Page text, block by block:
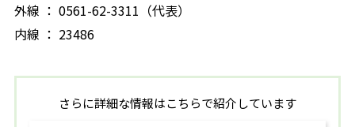
外線 ： 0561-62-3311（代表）
内線 ： 23486
さらに詳細な情報はこちらで紹介しています